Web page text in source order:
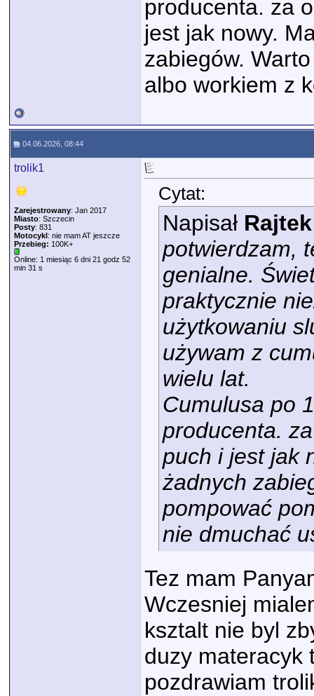
producenta. za
jest jak nowy.
zabiegów.
albo workiem z
04.06.2026, 08:44
trolik1
Zarejestrowany: Jan 2017
Miasto: Szczecin
Posty: 831
Motocykl: nie mam AT jeszcze
Przebieg: 100K+
Online: 1 miesiąc 6 dni 21 godz 52
min 31 s
Cytat:
Napisał Rajtek
potwierdzam,
genialne.
praktycznie
użytkowaniu
używam z
wielu lat.
Cumulusa po
producenta.
puch i jest jak
żadnych
pompować
nie dmuchać
Tez mam
Wczesniej
ksztalt nie byl
duzy materacyk
pozdrawiam